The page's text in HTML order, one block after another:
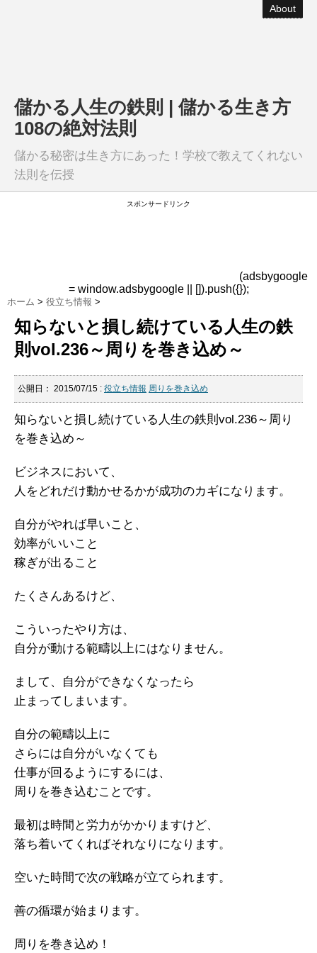
About
儲かる人生の鉄則 | 儲かる生き方
108の絶対法則
儲かる秘密は生き方にあった！学校で教えてくれない
法則を伝授
スポンサードリンク
(adsbygoogle
= window.adsbygoogle || []).push({});
ホーム > 役立ち情報 >
知らないと損し続けている人生の鉄
則vol.236～周りを巻き込め～
公開日： 2015/07/15 : 役立ち情報 周りを巻き込め
知らないと損し続けている人生の鉄則vol.236～周り
を巻き込め～
ビジネスにおいて、
人をどれだけ動かせるかが成功のカギになります。
自分がやれば早いこと、
効率がいいこと
稼ぎが出ること
たくさんあるけど、
こういったやり方は、
自分が動ける範疇以上にはなりません。
まして、自分ができなくなったら
止まってしまいます。
自分の範疇以上に
さらには自分がいなくても
仕事が回るようにするには、
周りを巻き込むことです。
最初は時間と労力がかかりますけど、
落ち着いてくればそれなりになります。
空いた時間で次の戦略が立てられます。
善の循環が始まります。
周りを巻き込め！